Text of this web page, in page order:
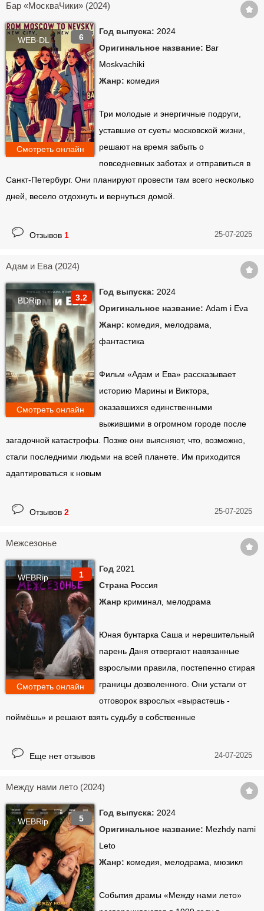
Бар «МоскваЧики» (2024)
6
WEB-DL
Год выпуска: 2024
Оригинальное название: Bar
Moskvachiki
Жанр: комедия
Три молодые и энергичные подруги,
уставшие от суеты московской жизни,
решают на время забыть о
повседневных заботах и отправиться в
Санкт-Петербург. Они планируют провести там всего несколько
дней, весело отдохнуть и вернуться домой.
Смотреть онлайн
Отзывов 1 25-07-2025
Адам и Ева (2024)
3.2
BDRip
Год выпуска: 2024
Оригинальное название: Adam i Eva
Жанр: комедия, мелодрама,
фантастика
Фильм «Адам и Ева» рассказывает
историю Марины и Виктора,
оказавшихся единственными
выжившими в огромном городе после
загадочной катастрофы. Позже они выясняют, что, возможно,
стали последними людьми на всей планете. Им приходится
адаптироваться к новым
Смотреть онлайн
Отзывов 2 25-07-2025
Межсезонье
1
WEBRip
Год 2021
Страна Россия
Жанр криминал, мелодрама
Юная бунтарка Саша и нерешительный
парень Даня отвергают навязанные
взрослыми правила, постепенно стирая
границы дозволенного. Они устали от
отговорок взрослых «вырастешь -
поймёшь» и решают взять судьбу в собственные
Смотреть онлайн
Еще нет отзывов 24-07-2025
Между нами лето (2024)
5
WEBRip
Год выпуска: 2024
Оригинальное название: Mezhdy nami
Leto
Жанр: комедия, мелодрама, мюзикл
События драмы «Между нами лето»